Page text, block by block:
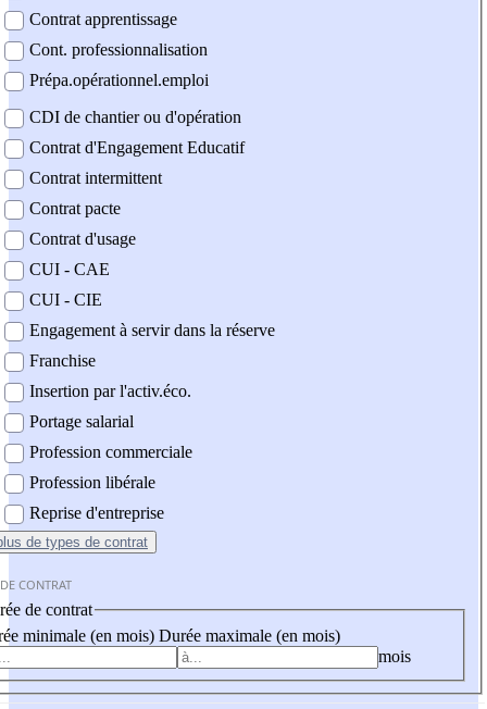
Contrat apprentissage
Cont. professionnalisation
Prépa.opérationnel.emploi
CDI de chantier ou d'opération
Contrat d'Engagement Educatif
Contrat intermittent
Contrat pacte
Contrat d'usage
CUI - CAE
CUI - CIE
Engagement à servir dans la réserve
Franchise
Insertion par l'activ.éco.
Portage salarial
Profession commerciale
Profession libérale
Reprise d'entreprise
de types de contrat
CONTRAT
de contrat
minimale (en mois) Durée maximale (en mois)
mois